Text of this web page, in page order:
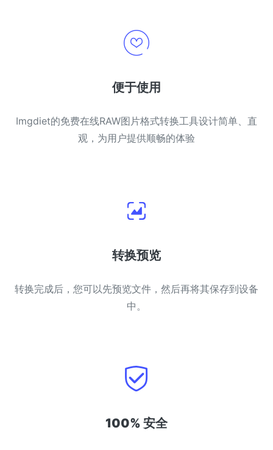
便于使用
Imgdiet的免费在线RAW图片格式转换工具设计简单、直
观，为用户提供顺畅的体验
转换预览
转换完成后，您可以先预览文件，然后再将其保存到设备
中。
100% 安全